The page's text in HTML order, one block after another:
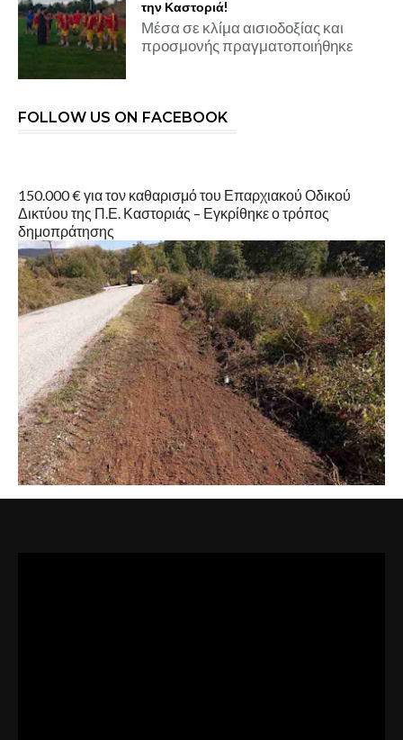
την Καστοριά!
Μέσα σε κλίμα αισιοδοξίας και
προσμονής πραγματοποιήθηκε
FOLLOW US ON FACEBOOK
150.000 € για τον καθαρισμό του Επαρχιακού Οδικού
Δικτύου της Π.Ε. Καστοριάς – Εγκρίθηκε ο τρόπος
δημοπράτησης